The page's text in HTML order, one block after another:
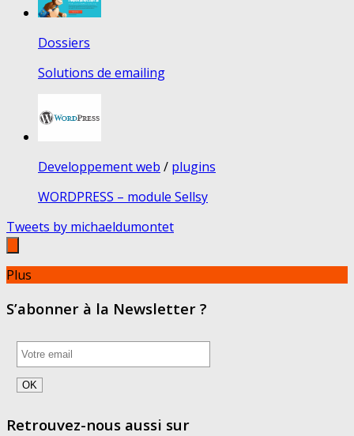
Dossiers
Solutions de emailing
Developpement web / plugins
WORDPRESS – module Sellsy
Tweets by michaeldumontet
Plus
S’abonner à la Newsletter ?
Retrouvez-nous aussi sur